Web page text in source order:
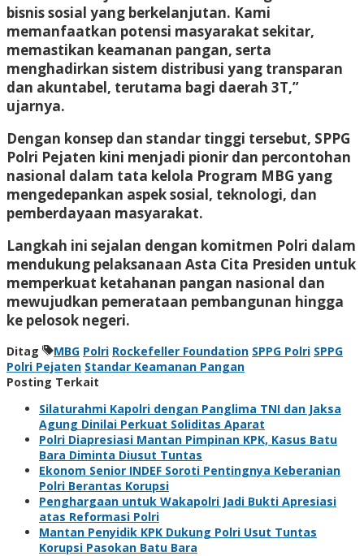
bisnis sosial yang berkelanjutan. Kami
memanfaatkan potensi masyarakat sekitar,
memastikan keamanan pangan, serta
menghadirkan sistem distribusi yang transparan
dan akuntabel, terutama bagi daerah 3T,”
ujarnya.
Dengan konsep dan standar tinggi tersebut, SPPG
Polri Pejaten kini menjadi pionir dan percontohan
nasional dalam tata kelola Program MBG yang
mengedepankan aspek sosial, teknologi, dan
pemberdayaan masyarakat.
Langkah ini sejalan dengan komitmen Polri dalam
mendukung pelaksanaan Asta Cita Presiden untuk
memperkuat ketahanan pangan nasional dan
mewujudkan pemerataan pembangunan hingga
ke pelosok negeri.
Ditag MBG Polri Rockefeller Foundation SPPG Polri SPPG
Polri Pejaten Standar Keamanan Pangan
Posting Terkait
Silaturahmi Kapolri dengan Panglima TNI dan Jaksa
Agung Dinilai Perkuat Soliditas Aparat
Polri Diapresiasi Mantan Pimpinan KPK, Kasus Batu
Bara Diminta Diusut Tuntas
Ekonom Senior INDEF Soroti Pentingnya Keberanian
Polri Berantas Korupsi
Penghargaan untuk Wakapolri Jadi Bukti Apresiasi
atas Reformasi Polri
Mantan Penyidik KPK Dukung Polri Usut Tuntas
Korupsi Pasokan Batu Bara